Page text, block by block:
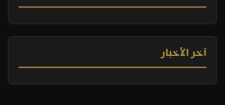
آخر الأخبار